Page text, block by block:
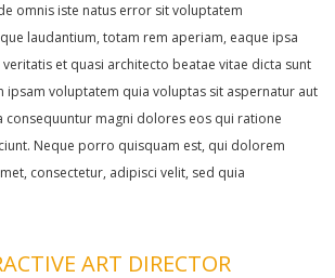
omnis iste natus error sit voluptatem
laudantium, totam rem aperiam, eaque ipsa
et quasi architecto beatae vitae dicta sunt
ipsam voluptatem quia voluptas sit aspernatur aut
consequuntur magni dolores eos qui ratione
Neque porro quisquam est, qui dolorem
consectetur, adipisci velit, sed quia
ART DIRECTOR